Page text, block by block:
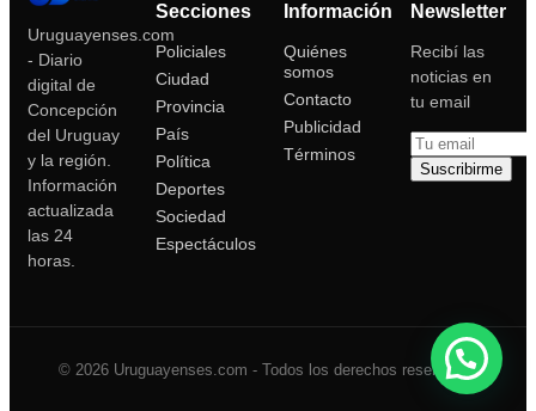
Uruguayenses.com
- Diario
digital de
Concepción
del Uruguay
y la región.
Información
actualizada
las 24
horas.
Secciones
Policiales
Ciudad
Provincia
País
Política
Deportes
Sociedad
Espectáculos
Información
Quiénes
somos
Contacto
Publicidad
Términos
Newsletter
Recibí las
noticias en
tu email
Suscribirme
© 2026 Uruguayenses.com - Todos los derechos reservados